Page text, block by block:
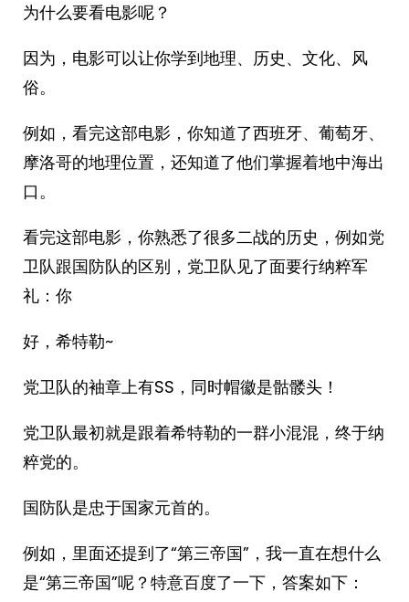
为什么要看电影呢？
因为，电影可以让你学到地理、历史、文化、风
俗。
例如，看完这部电影，你知道了西班牙、葡萄牙、
摩洛哥的地理位置，还知道了他们掌握着地中海出
口。
看完这部电影，你熟悉了很多二战的历史，例如党
卫队跟国防队的区别，党卫队见了面要行纳粹军
礼：你
好，希特勒~
党卫队的袖章上有SS，同时帽徽是骷髅头！
党卫队最初就是跟着希特勒的一群小混混，终于纳
粹党的。
国防队是忠于国家元首的。
例如，里面还提到了“第三帝国”，我一直在想什么
是“第三帝国”呢？特意百度了一下，答案如下：